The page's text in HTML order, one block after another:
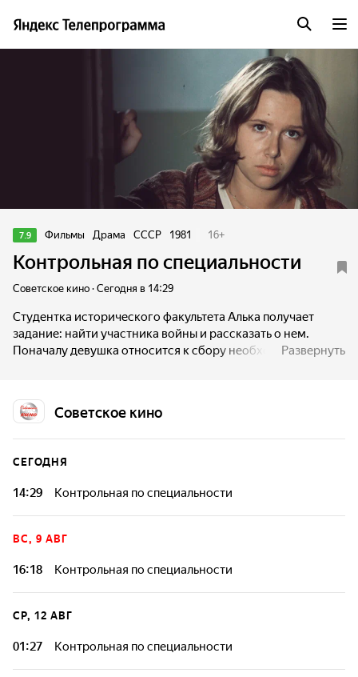
7.9 Фильмы Драма СССР 1981 16+
Контрольная по специальности
Советское кино · Сегодня в 14:29
Студентка исторического факультета Алька получает
задание: найти участника войны и рассказать о нем.
Поначалу девушка относится к сбору необходимого
Савельевной Орешко, бывшей партизанкой,
переворачивает всю ее жизнь...
Развернуть
Советское кино
СЕГОДНЯ
14:29 Контрольная по специальности
ВС, 9 АВГ
16:18 Контрольная по специальности
СР, 12 АВГ
01:27 Контрольная по специальности